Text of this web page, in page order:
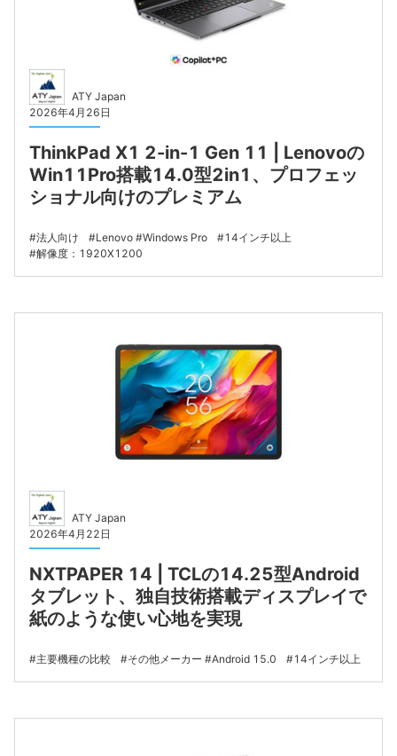
ATY Japan
2026年4月26日
ThinkPad X1 2-in-1 Gen 11 | Lenovoの
Win11Pro搭載14.0型2in1、プロフェッ
ショナル向けのプレミアム
法人向け Lenovo Windows Pro
14インチ以上
解像度：1920X1200
ATY Japan
2026年4月22日
NXTPAPER 14 | TCLの14.25型Android
タブレット、独自技術搭載ディスプレイで
紙のような使い心地を実現
主要機種の比較 その他メーカー Android 15.0 14インチ以上